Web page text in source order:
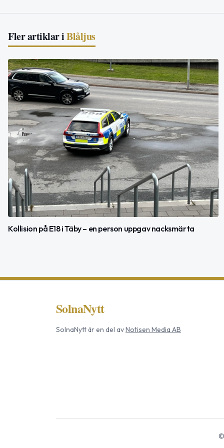
Fler artiklar iBlåljus
Kollision på E18 i Täby – en person uppgav nacksmärta
SolnaNytt
SolnaNyttär en del avNotisen Media AB